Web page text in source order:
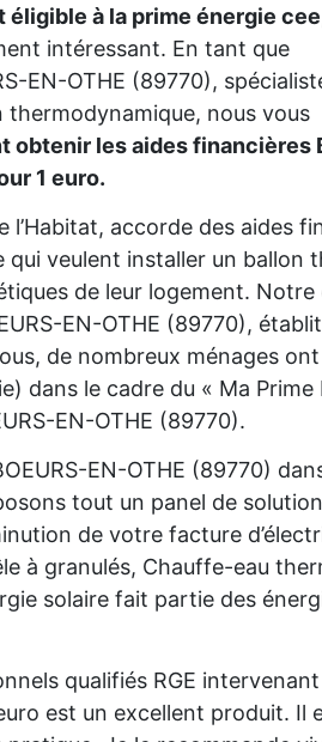
éligible à la prime énergie cee
intéressant. En tant que
EN-OTHE (89770),
thermodynamique, nous vous
obtenir les aides financières
1 euro.
l’Habitat, accorde des aides
veulent installer un ballon
de leur logement.
EN-OTHE (89770),
de nombreux ménages
dans le cadre du « Ma
EN-OTHE (89770).
EN-OTHE (89770)
tout un panel de
de votre facture
à granulés, Chauffe-eau
solaire fait partie des
qualifiés RGE
est un excellent produit.